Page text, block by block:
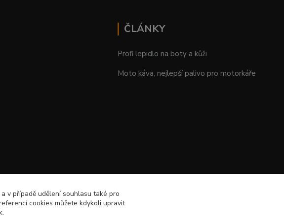
ČLÁNKY
Profi lepidlo na boty a kůži
Moto káva, nejlepší palivo pro motorkáře
v případě udělení souhlasu také pro
cookies můžete kdykoli upravit